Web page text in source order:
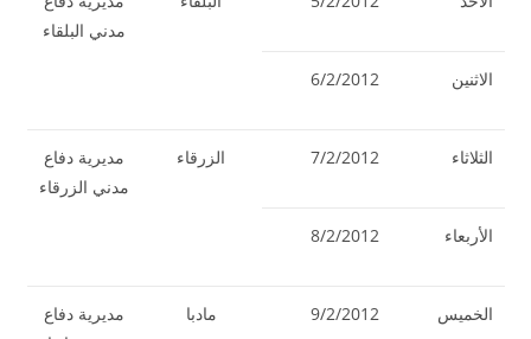
مدني البلقاء
الاثنين 6/2/2012
الثلاثاء 7/2/2012 الزرقاء
مديرية دفاع
مدني الزرقاء
الأربعاء 8/2/2012
الخميس 9/2/2012 مادبا
مديرية دفاع